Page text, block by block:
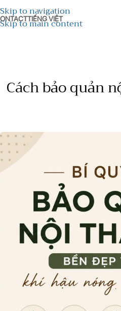
Skip to navigation
Skip to main content
TIẾNG VIỆT
Cách bảo quản